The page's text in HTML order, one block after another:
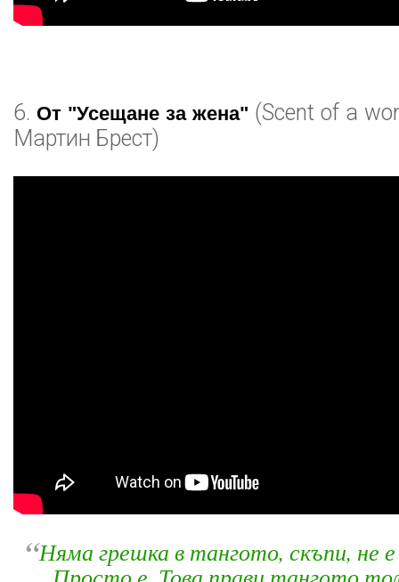
6. От "Усещане за жена" (Scent of a
Мартин Брест)
“Няма грешка в тангото, скъпи, не